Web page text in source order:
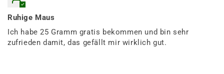
Ruhige Maus
Ich habe 25 Gramm gratis bekommen und bin sehr
zufrieden damit, das gefällt mir wirklich gut.